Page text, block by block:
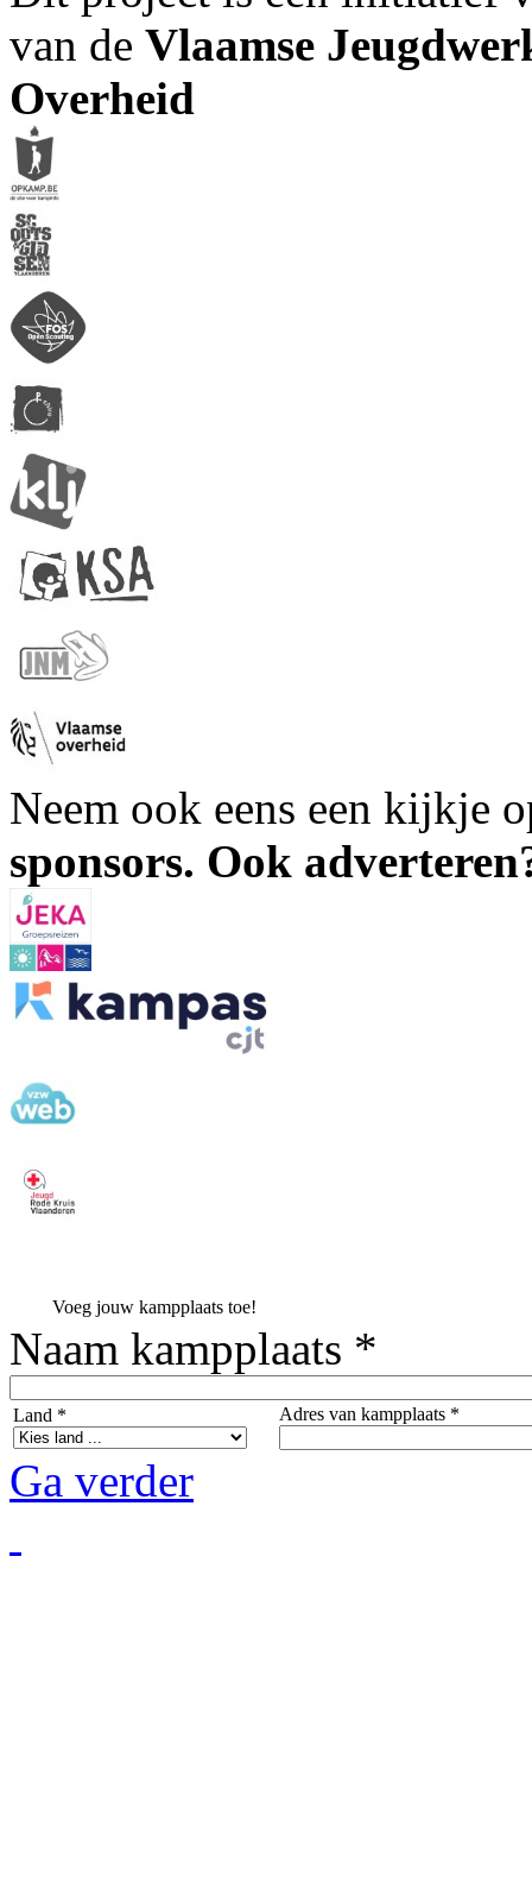
van de Vlaamse
Overheid
Neem ook eens een kijkje
sponsors. Ook
Voeg jouw kampplaats toe!
Naam kampplaats *
Land * Adres van kampplaats *
Ga verder